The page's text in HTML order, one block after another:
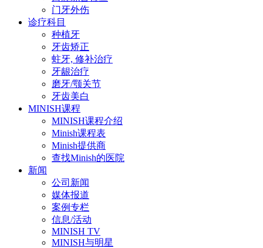
门牙外伤
诊疗科目
种植牙
牙齿矫正
蛀牙, 修补治疗
牙龈治疗
磨牙/颚关节
牙齿美白
MINISH课程
MINISH课程介绍
Minish课程表
Minish提供商
查找Minish的医院
新闻
公司新闻
媒体报道
案例专栏
信息/活动
MINISH TV
MINISH与明星